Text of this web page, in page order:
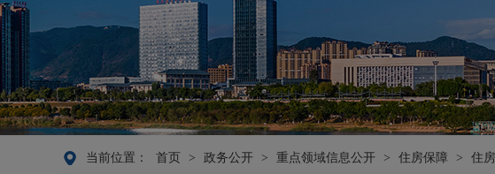
当前位置： 首页 > 政务公开 > 重点领域信息公开 > 住房保障 > 住